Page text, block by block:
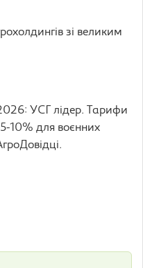
зі великим
2026: УСГ лідер. Тарифи
10% для воєнних